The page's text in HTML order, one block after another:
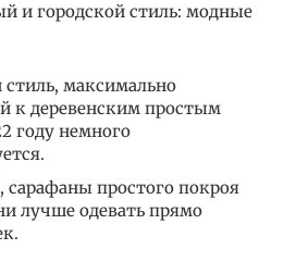
и городской стиль: модные
максимально
к деревенским простым
году немного
сарафаны простого покроя
лучше одевать прямо